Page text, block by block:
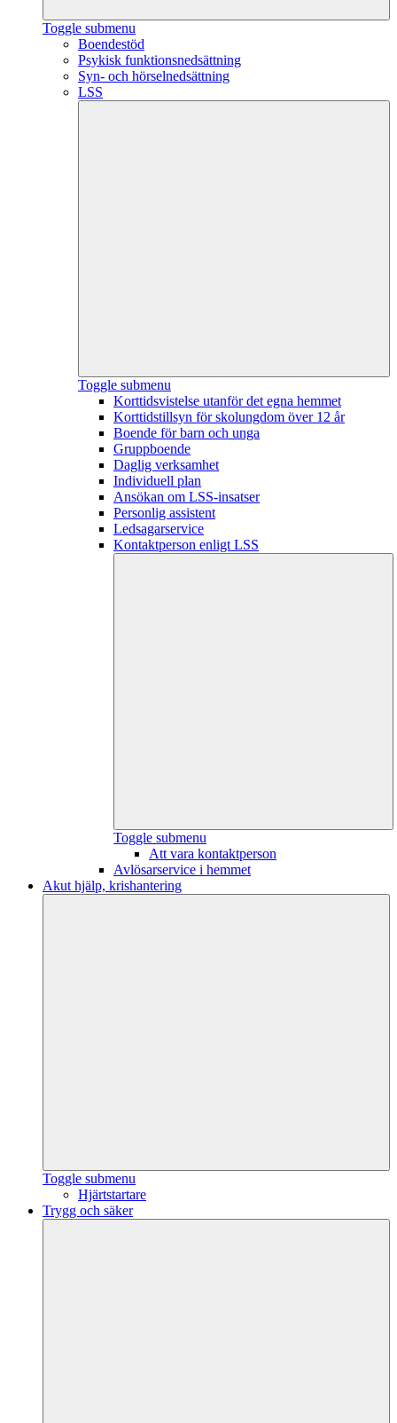
Toggle submenu
Boendestöd
Psykisk funktionsnedsättning
Syn- och hörselnedsättning
LSS
Toggle submenu
Korttidsvistelse utanför det egna hemmet
Korttidstillsyn för skolungdom över 12 år
Boende för barn och unga
Gruppboende
Daglig verksamhet
Individuell plan
Ansökan om LSS-insatser
Personlig assistent
Ledsagarservice
Kontaktperson enligt LSS
Toggle submenu
Att vara kontaktperson
Avlösarservice i hemmet
Akut hjälp, krishantering
Toggle submenu
Hjärtstartare
Trygg och säker